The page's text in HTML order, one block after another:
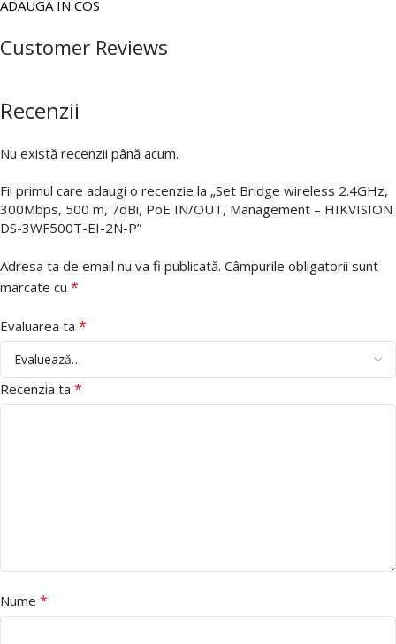
ADAUGA IN COS
Customer Reviews
Recenzii
Nu există recenzii până acum.
Fii primul care adaugi o recenzie la „Set Bridge wireless 2.4GHz,
300Mbps, 500 m, 7dBi, PoE IN/OUT, Management – HIKVISION
DS-3WF500T-EI-2N-P”
Adresa ta de email nu va fi publicată. Câmpurile obligatorii sunt
marcate cu *
Evaluarea ta *
Recenzia ta *
Nume *